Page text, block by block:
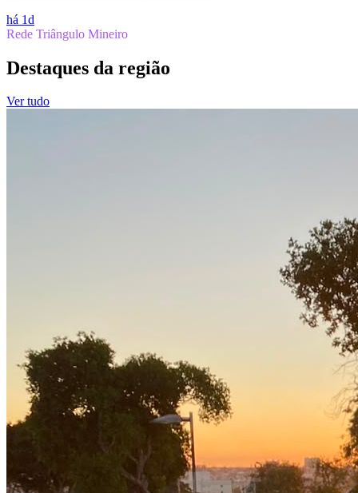
há 1d
Rede Triângulo Mineiro
Destaques da região
Ver tudo